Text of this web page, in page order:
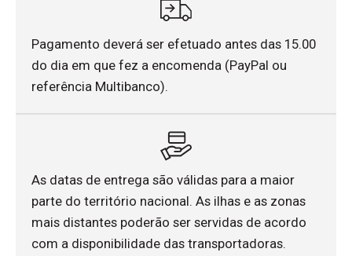
Pagamento deverá ser efetuado antes das 15.00
do dia em que fez a encomenda (PayPal ou
referência Multibanco).
As datas de entrega são válidas para a maior
parte do território nacional. As ilhas e as zonas
mais distantes poderão ser servidas de acordo
com a disponibilidade das transportadoras.